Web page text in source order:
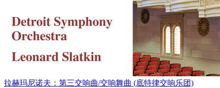
拉赫玛尼诺夫：第三交响曲/交响舞曲 (底特律交响乐团)